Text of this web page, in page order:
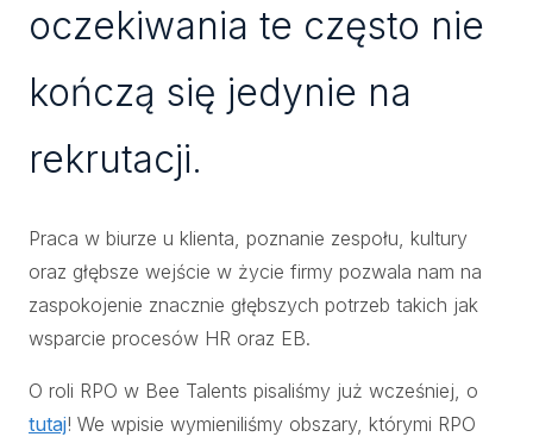
oczekiwania te często nie
kończą się jedynie na
rekrutacji.
Praca w biurze u klienta, poznanie zespołu, kultury
oraz głębsze wejście w życie firmy pozwala nam na
zaspokojenie znacznie głębszych potrzeb takich jak
wsparcie procesów HR oraz EB.
O roli RPO w Bee Talents pisaliśmy już wcześniej, o
tutaj! We wpisie wymieniliśmy obszary, którymi RPO